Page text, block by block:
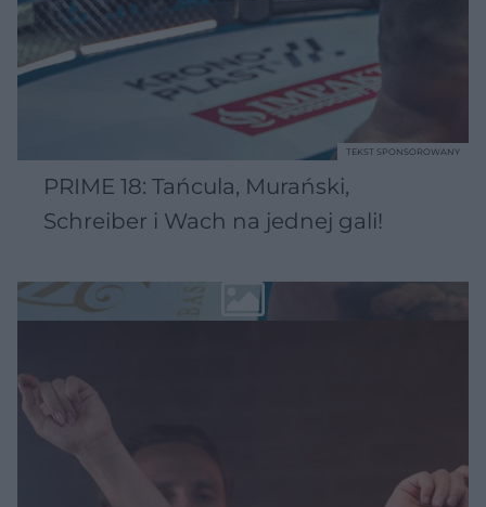
PRIME 18: Tańcula, Murański,
Schreiber i Wach na jednej gali!
TEKST SPONSOROWANY